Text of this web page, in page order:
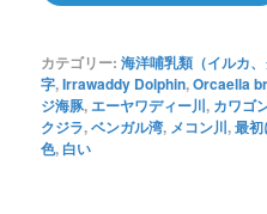
カテゴリー: 海洋哺乳類（イルカ
字,Irrawaddy Dolphin,Orcaella
ジ海豚, エーヤワディー川, カワゴ
クジラ,ベンガル湾, メコン川,最初
色, 白い